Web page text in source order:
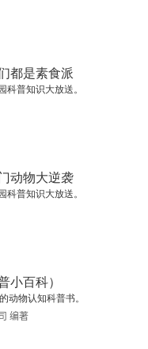
都是素食派
科普知识大放送。
动物大逆袭
科普知识大放送。
小百科）
动物认知科普书。
编著